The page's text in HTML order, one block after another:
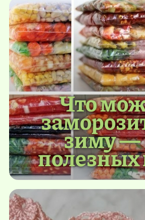
Что
зиму —
полезных